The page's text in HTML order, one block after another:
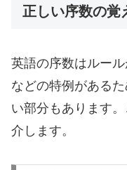
正しい序数の覚
英語の序数はルー
などの特例がある
い部分もあります
介します。